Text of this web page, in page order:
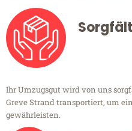
Ihr Umzugsgut wird von uns
Greve Strand transportiert, um
gewährleisten.